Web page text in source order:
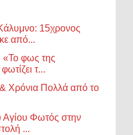
15χρονος
από...
φως της
τ...
Χρόνια Πολλά από το
Φωτός στην
...